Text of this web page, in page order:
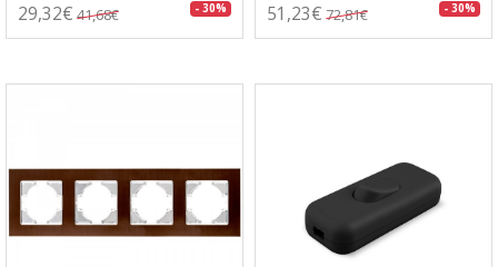
29,32€ 41,68€ - 30% 51,23€ 72,81€ - 30%